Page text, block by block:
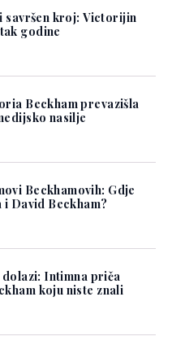
savršen kroj: Victorijin
godine
Beckham prevazišla
nasilje
Beckhamovih: Gdje
David Beckham?
Intimna priča
koju niste znali